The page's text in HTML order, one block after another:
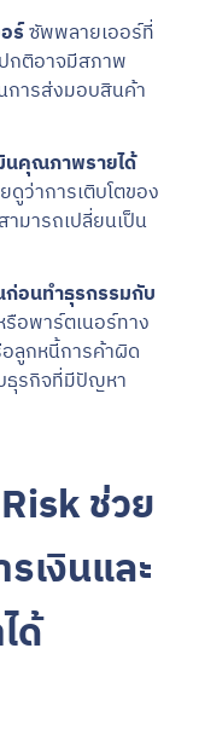
ร์ซัพพลายเออร์ที่
กติอาจมีสภาพ
การส่งมอบสินค้า
นคุณภาพรายได้
ว่าการเติบโตของ
มารถเปลี่ยนเป็น
ก่อนทำธุรกรรมกับ
อพาร์ตเนอร์ทาง
ลูกหนี้การค้าผิด
ธุรกิจที่มีปัญหา
ช่วย
เงินและ
ด้